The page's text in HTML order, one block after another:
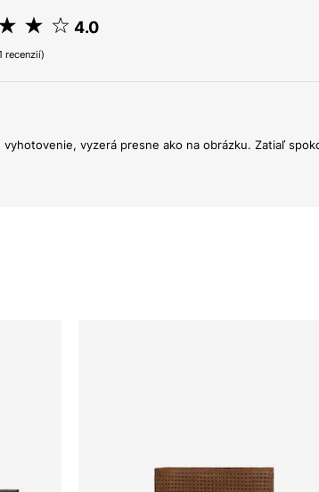
4.0
recenzií)
vyzerá presne ako na obrázku. Zatiaľ